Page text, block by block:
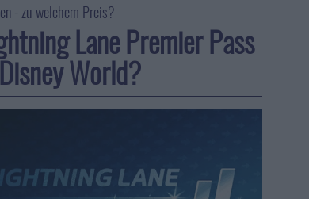
- zu welchem Preis?
Lane Premier Pass
World?